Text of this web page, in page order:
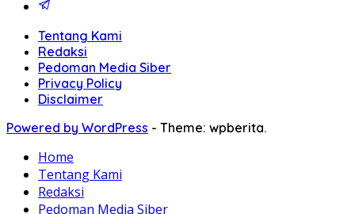
Tentang Kami
Redaksi
Pedoman Media Siber
Privacy Policy
Disclaimer
Powered by WordPress - Theme: wpberita.
Home
Tentang Kami
Redaksi
Pedoman Media Siber